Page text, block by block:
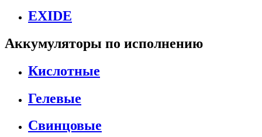
EXIDE
Аккумуляторы по исполнению
Кислотные
Гелевые
Свинцовые